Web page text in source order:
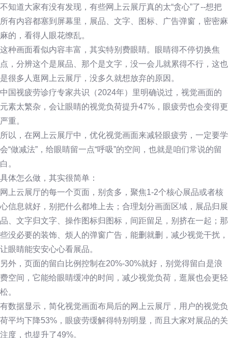
不知道大家有没有发现，有些网上云展厅真的太“贪心”了--想把
所有内容都塞到屏幕里，展品、文字、图标、广告弹窗，密密麻
麻的，看得人眼花缭乱。
这种画面看似内容丰富，其实特别费眼睛。眼睛得不停切换焦
点，分辨这个是展品、那个是文字，没一会儿就累得不行，这也
是很多人逛网上云展厅，没多久就想放弃的原因。
中国视疲劳诊疗专家共识（2024年）里明确说过，视觉画面的
元素太繁杂，会让眼睛的视觉负荷提升47%，眼疲劳也会变得更
严重。
所以，在网上云展厅中，优化视觉画面来减轻眼疲劳，一定要学
会“做减法”，给眼睛留一点“呼吸”的空间，也就是咱们常说的留
白。
具体怎么做，其实很简单：
网上云展厅的每一个页面，别贪多，聚焦1-2个核心展品或者核
心信息就好，别把什么都堆上去；合理划分画面区域，展品归展
品、文字归文字、操作图标归图标，间距留足，别挤在一起；那
些没必要的装饰、烦人的弹窗广告，能删就删，减少视觉干扰，
让眼睛能安安心心看展品。
另外，页面的留白比例控制在20%-30%就好，别觉得留白是浪
费空间，它能给眼睛缓冲的时间，减少视觉负荷，逛展也会更轻
松。
有数据显示，简化视觉画面布局后的网上云展厅，用户的视觉负
荷平均下降53%，眼疲劳缓解得特别明显，而且大家对展品的关
注度，也提升了49%。